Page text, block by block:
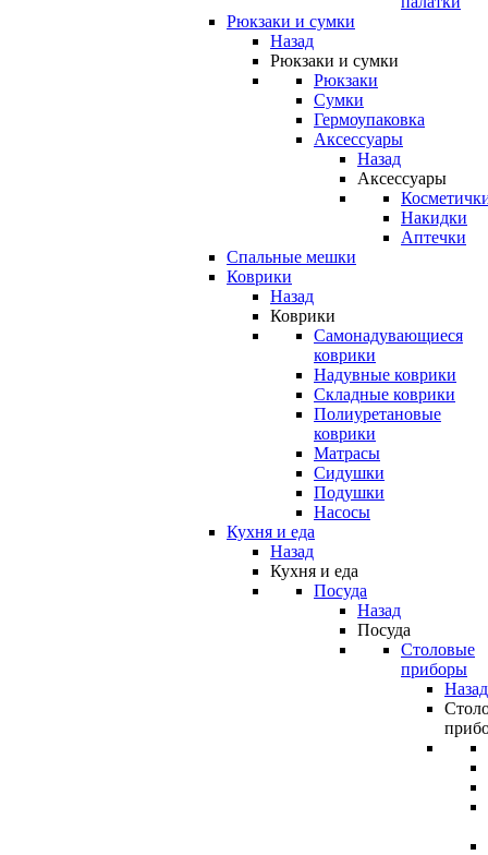
Рюкзаки и сумки
Назад
Рюкзаки и сумки
Рюкзаки
Сумки
Гермоупаковка
Аксессуары
Назад
Аксессуары
Накидки
Аптечки
Спальные мешки
Коврики
Назад
Коврики
Самонадувающиеся
коврики
Надувные коврики
Складные коврики
Полиуретановые
коврики
Матрасы
Сидушки
Подушки
Насосы
Кухня и еда
Назад
Кухня и еда
Посуда
Назад
Посуда
Столовые
приборы
Назад